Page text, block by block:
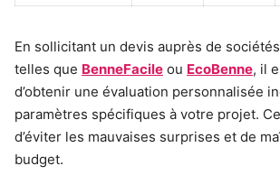
En sollicitant un devis auprès de
telles que BenneFacile ou EcoBenne, il
d’obtenir une évaluation personnalisée
paramètres spécifiques à votre projet.
d’éviter les mauvaises surprises et de
budget.